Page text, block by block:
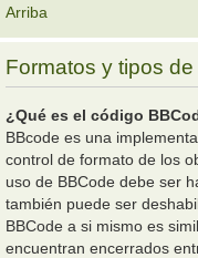
Arriba
Formatos y tipos
¿Qué es el código
BBcode es una
control de formato de los
uso de BBCode debe ser
también puede ser
BBCode a si mismo es
encuentran encerrados